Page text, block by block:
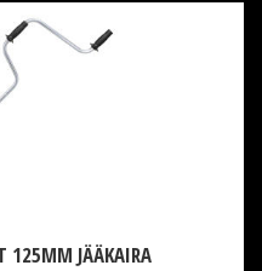
125MM JÄÄKAIRA